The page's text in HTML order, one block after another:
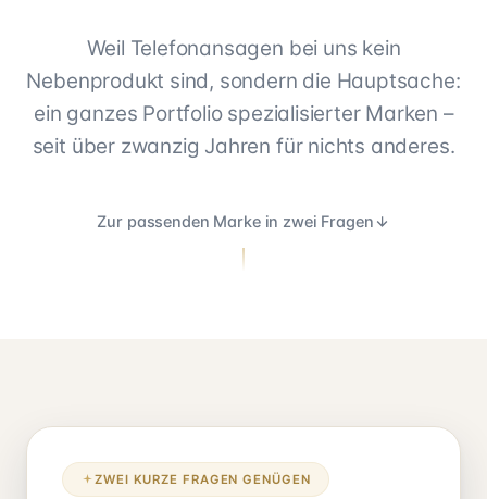
Weil Telefonansagen bei uns kein
Nebenprodukt sind, sondern die Hauptsache:
ein ganzes Portfolio spezialisierter Marken –
seit über zwanzig Jahren für nichts anderes.
Zur passenden Marke in zwei Fragen
ZWEI KURZE FRAGEN GENÜGEN